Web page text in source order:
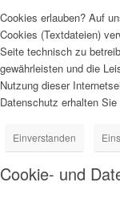
Cookies erlauben? Auf
Cookies (Textdateien)
Seite technisch zu
gewährleisten und die
Nutzung dieser
Datenschutz erhalten
Einverstanden
Cookie- und